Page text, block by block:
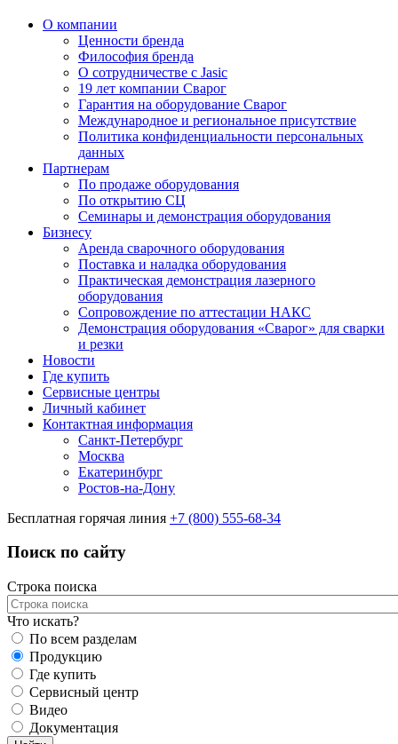
О компании
Ценности бренда
Философия бренда
О сотрудничестве с Jasic
19 лет компании Сварог
Гарантия на оборудование Сварог
Международное и региональное присутствие
Политика конфиденциальности персональных
данных
Партнерам
По продаже оборудования
По открытию СЦ
Семинары и демонстрация оборудования
Бизнесу
Аренда сварочного оборудования
Поставка и наладка оборудования
Практическая демонстрация лазерного
оборудования
Сопровождение по аттестации НАКС
Демонстрация оборудования «Сварог» для сварки
и резки
Новости
Где купить
Сервисные центры
Личный кабинет
Контактная информация
Санкт-Петербург
Москва
Екатеринбург
Ростов-на-Дону
Бесплатная горячая линия +7 (800) 555-68-34
Поиск по сайту
Строка поиска
Что искать?
По всем разделам
Продукцию
Где купить
Сервисный центр
Видео
Документация